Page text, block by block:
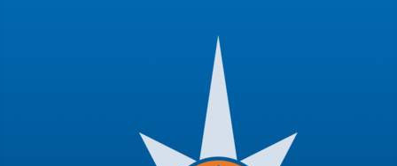
Новосибирской области